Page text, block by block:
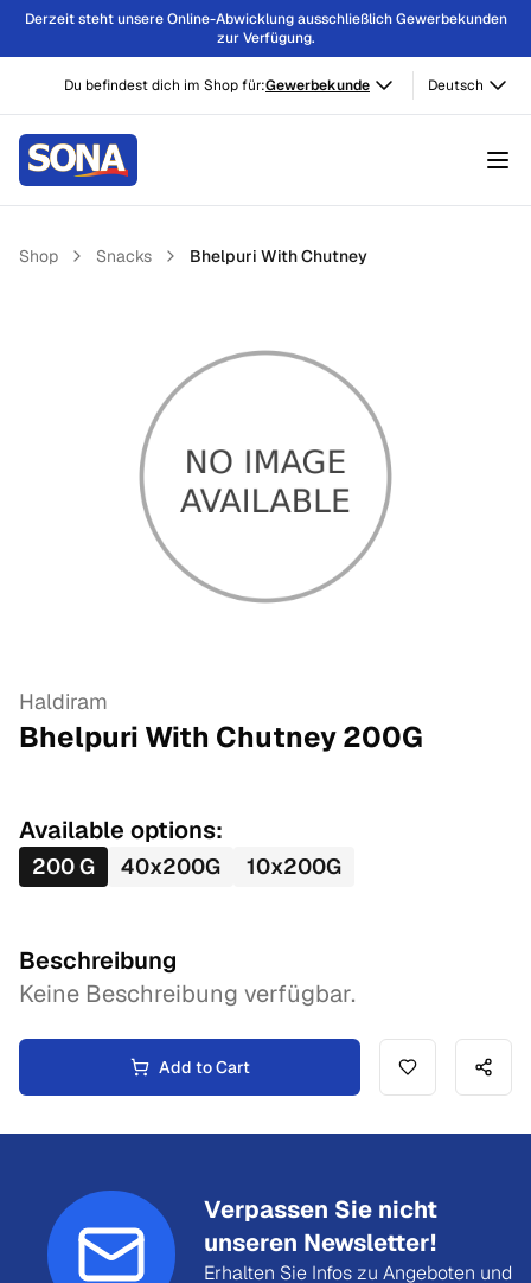
Derzeit steht unsere Online-Abwicklung ausschließlich Gewerbekunden
zur Verfügung.
Du befindest dich im Shop für:Gewerbekunde Deutsch
Shop Snacks Bhelpuri With Chutney
Haldiram
Bhelpuri With Chutney200G
Available options:
200G 40x200G 10x200G
Beschreibung
Keine Beschreibung verfügbar.
Add to Cart
Verpassen Sie nicht
unseren Newsletter!
Erhalten Sie Infos zu Angeboten und